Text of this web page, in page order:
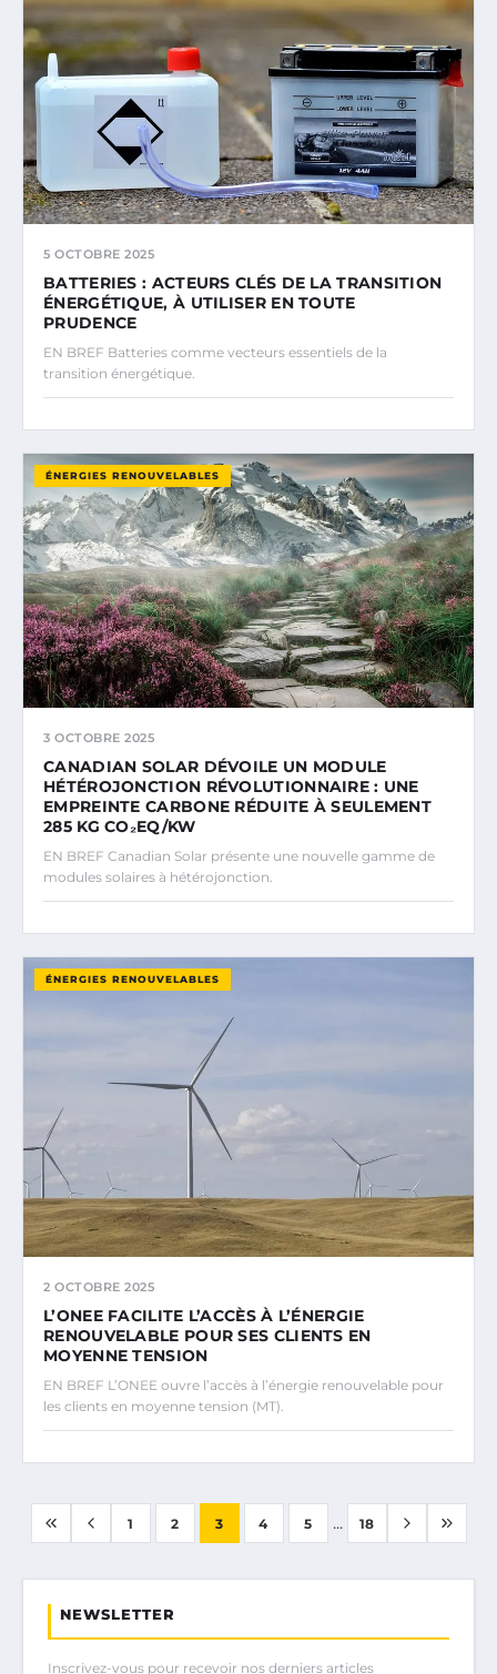
5 OCTOBRE 2025
BATTERIES : ACTEURS CLÉS DE LA TRANSITION
ÉNERGÉTIQUE, À UTILISER EN TOUTE
PRUDENCE
EN BREF Batteries comme vecteurs essentiels de la
transition énergétique.
ÉNERGIES RENOUVELABLES
3 OCTOBRE 2025
CANADIAN SOLAR DÉVOILE UN MODULE
HÉTÉROJONCTION RÉVOLUTIONNAIRE : UNE
EMPREINTE CARBONE RÉDUITE À SEULEMENT
285 KG CO₂EQ/KW
EN BREF Canadian Solar présente une nouvelle gamme de
modules solaires à hétérojonction.
ÉNERGIES RENOUVELABLES
2 OCTOBRE 2025
L’ONEE FACILITE L’ACCÈS À L’ÉNERGIE
RENOUVELABLE POUR SES CLIENTS EN
MOYENNE TENSION
EN BREF L’ONEE ouvre l’accès à l’énergie renouvelable pour
les clients en moyenne tension (MT).
1 2 3 4 5 ... 18
NEWSLETTER
Inscrivez-vous pour recevoir nos derniers articles